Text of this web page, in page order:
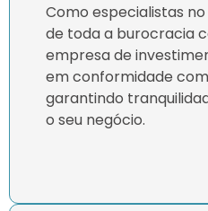
Como especialistas
de toda a burocracia
empresa de
em conformidade
garantindo
o seu negócio.